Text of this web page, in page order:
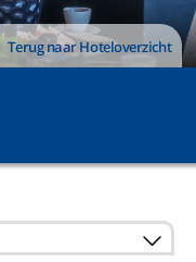
Terug naar Hoteloverzicht